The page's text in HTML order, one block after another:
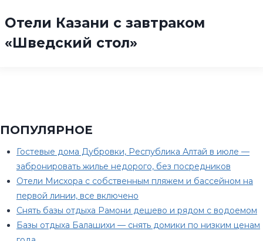
Отели Казани с завтраком
«Шведский стол»
ПОПУЛЯРНОЕ
Гостевые дома Дубровки, Республика Алтай в июле —
забронировать жилье недорого, без посредников
Отели Мисхора с собственным пляжем и бассейном на
первой линии, все включено
Снять базы отдыха Рамони дешево и рядом с водоемом
Базы отдыха Балашихи — снять домики по низким ценам